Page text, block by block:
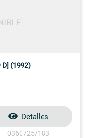
D] (1992)
Detalles
0360725/183